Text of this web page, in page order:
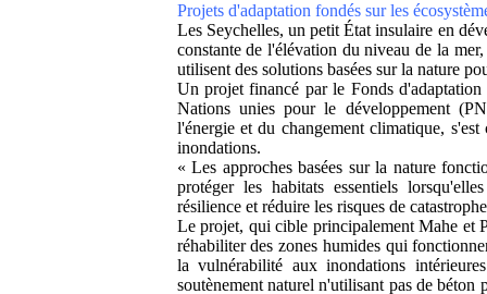
Projets d'adaptation fondés sur les
Les Seychelles, un petit État insulaire en
constante de l'élévation du niveau de la
utilisent des solutions basées sur la nature
Un projet financé par le Fonds
Nations unies pour le développement
l'énergie et du changement climatique,
inondations.
« Les approches basées sur la nature
protéger les habitats essentiels
résilience et réduire les risques de
Le projet, qui cible principalement Mahe et
réhabiliter des zones humides qui
la vulnérabilité aux inondations
soutènement naturel n'utilisant pas de béton